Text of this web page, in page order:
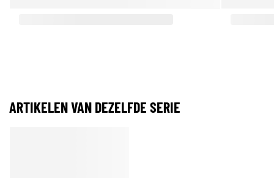
ARTIKELEN VAN DEZELFDE SERIE